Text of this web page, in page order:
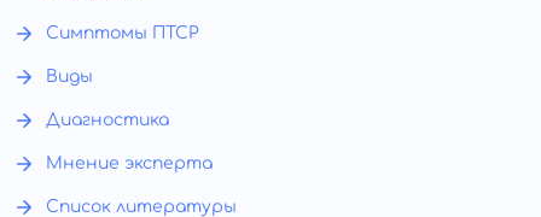
Симптомы ПТСР
Виды
Диагностика
Мнение эксперта
Список литературы